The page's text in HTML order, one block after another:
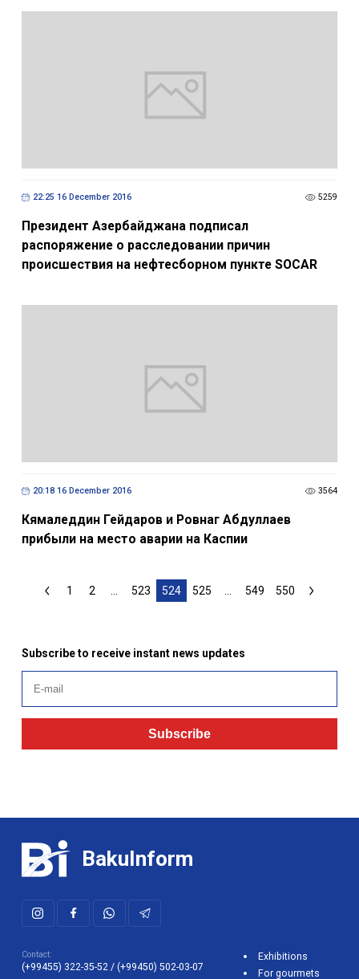
22:25 16 December 2016 5259
Президент Азербайджана подписал
распоряжение о расследовании причин
происшествия на нефтесборном пункте SOCAR
20:18 16 December 2016 3564
Кямаледдин Гейдаров и Ровнаг Абдуллаев
прибыли на место аварии на Каспии
1 2 ... 523 524 525 ... 549 550
Subscribe to receive instant news updates
Subscribe
BakuInform
Contact:
(+99455) 322-35-52 / (+99450) 502-03-07
Exhibitions
For gourmets